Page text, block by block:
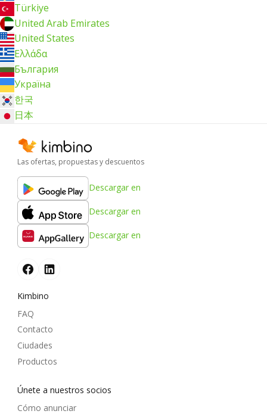
Türkiye
United Arab Emirates
United States
Ελλάδα
България
Україна
한국
日本
Las ofertas, propuestas y descuentos
Descargar en
Descargar en
Descargar en
Kimbino
FAQ
Contacto
Ciudades
Productos
Únete a nuestros socios
Cómo anunciar